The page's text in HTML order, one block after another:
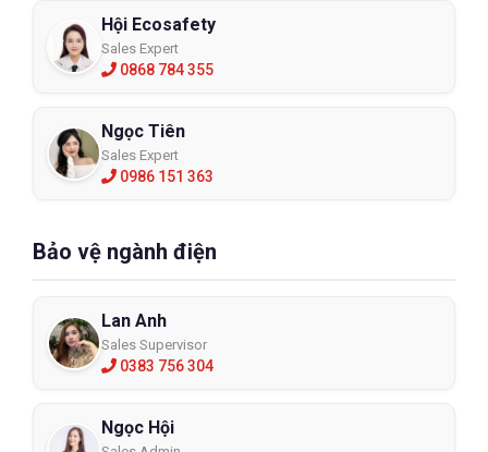
Hội Ecosafety
Sales Expert
0868 784 355
Ngọc Tiên
Sales Expert
0986 151 363
Bảo vệ ngành điện
Lan Anh
Sales Supervisor
0383 756 304
Ngọc Hội